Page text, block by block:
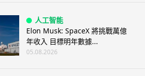
人工智能
Elon Musk: SpaceX 將挑戰萬億
年收入 目標明年數據...
05.08.2026